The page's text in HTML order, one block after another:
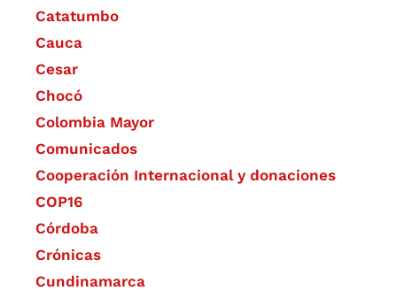
Catatumbo
Cauca
Cesar
Chocó
Colombia Mayor
Comunicados
Cooperación Internacional y donaciones
COP16
Córdoba
Crónicas
Cundinamarca